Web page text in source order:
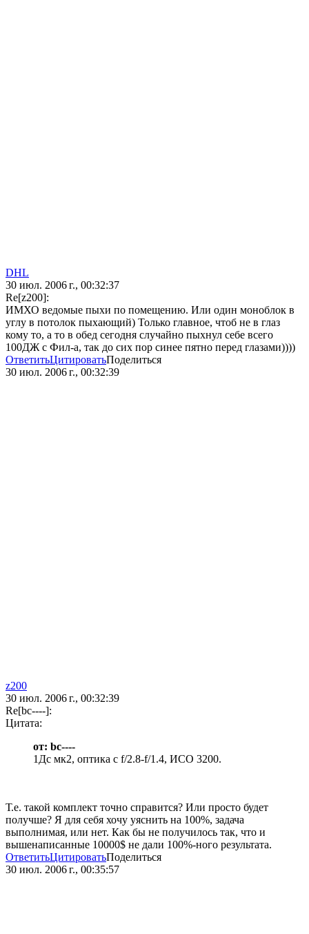
DHL
30 июл. 2006 г., 00:32:37
Re[z200]:
ИМХО ведомые пыхи по помещению. Или один моноблок в
углу в потолок пыхающий) Только главное, чтоб не в глаз
кому то, а то в обед сегодня случайно пыхнул себе всего
100ДЖ с Фил-а, так до сих пор синее пятно перед глазами))))
ОтветитьЦитироватьПоделиться
30 июл. 2006 г., 00:32:39
z200
30 июл. 2006 г., 00:32:39
Re[bc----]:
Цитата:
от: bc----
1Дс мк2, оптика с f/2.8-f/1.4, ИСО 3200.
Т.е. такой комплект точно справится? Или просто будет
получше? Я для себя хочу уяснить на 100%, задача
выполнимая, или нет. Как бы не получилось так, что и
вышенаписанные 10000$ не дали 100%-ного результата.
ОтветитьЦитироватьПоделиться
30 июл. 2006 г., 00:35:57